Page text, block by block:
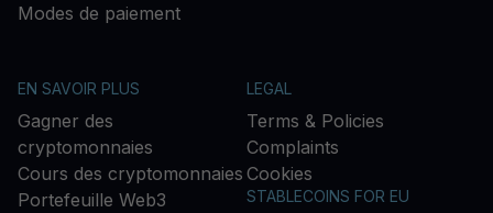
Modes de paiement
EN SAVOIR PLUS
Gagner des
cryptomonnaies
Cours des cryptomonnaies
Portefeuille Web3
LEGAL
Terms & Policies
Complaints
Cookies
STABLECOINS FOR EU